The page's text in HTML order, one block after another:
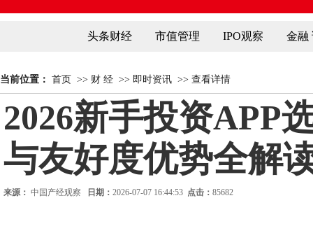
头条财经 市值管理 IPO观察 金融
当前位置： 首页 >> 财 经 >> 即时资讯 >> 查看详情
2026新手投资APP
与友好度优势全解
来源： 中国产经观察 日期： 2026-07-07 16:44:53 点击： 85682